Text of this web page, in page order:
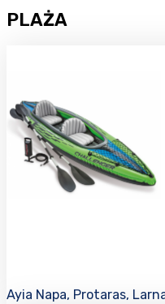
PLAŻA
Ayia Napa, Protaras,